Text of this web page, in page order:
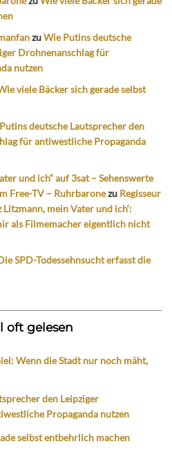
zuWie Putins deutsche
Drohnenanschlag für
nutzen
viele Bäcker sich gerade selbst
deutsche Lautsprecher den
für antiwestliche Propaganda
und ich“ auf 3sat – Sehenswerte
Free-TV – Ruhrbaronezu Regisseur
Litzmann, mein Vater und ich‘:
als Filmemacher eigentlich nicht
SPD-Todessehnsucht erfasst die
oft gelesen
Wenn die Stadt nur noch mäht,
den Leipziger
Propaganda nutzen
selbst entbehrlich machen